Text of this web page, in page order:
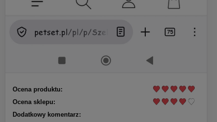
Ocena produktu:
Ocena sklepu:
Dodatkowy komentarz: